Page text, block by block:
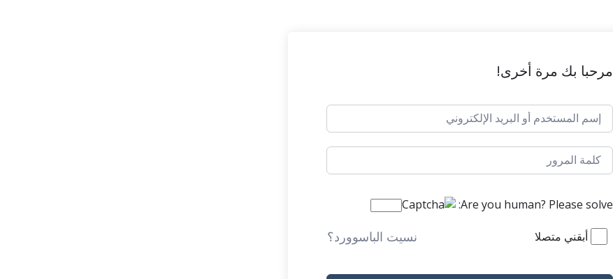
مرحبا بك مرة أخرى!
Are you human? Please solve:
أبقني متصلا نسيت الباسوورد؟